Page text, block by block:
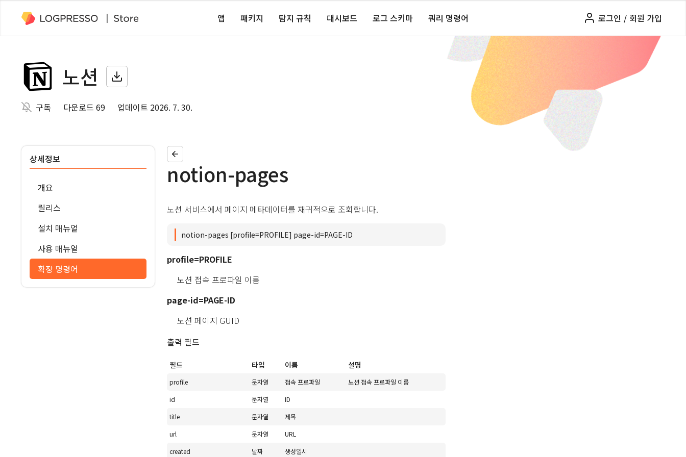
앱 패키지 탐지 규칙 대시보드 로그 스키마 쿼리 명령어 로그인 / 회원 가입
노션
구독 다운로드 69 업데이트 2026. 7. 30.
상세정보
개요
릴리스
설치 매뉴얼
사용 매뉴얼
확장 명령어
notion-pages
노션 서비스에서 페이지 메타데이터를 재귀적으로 조회합니다.
notion-pages [profile=PROFILE] page-id=PAGE-ID
profile=PROFILE
노션 접속 프로파일 이름
page-id=PAGE-ID
노션 페이지 GUID
출력 필드
필드 타입 이름 설명
profile 문자열 접속 프로파일
노션 접속 프로파일 이름
id
문자열
ID
title
문자열
제목
url
문자열
URL
created
날짜 생성일시